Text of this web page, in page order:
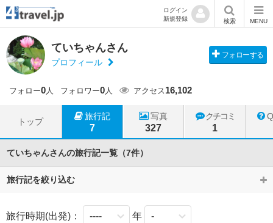
ログイン
新規登録
検索 MENU
ていちゃんさん
プロフィール
フォローする
フォロー0人 フォロワー0人 アクセス16,102
トップ
旅行記
7
写真
327
クチコミ
1
ていちゃんさんの旅行記一覧（7件）
旅行記を絞り込む
旅行時期(出発)：
年